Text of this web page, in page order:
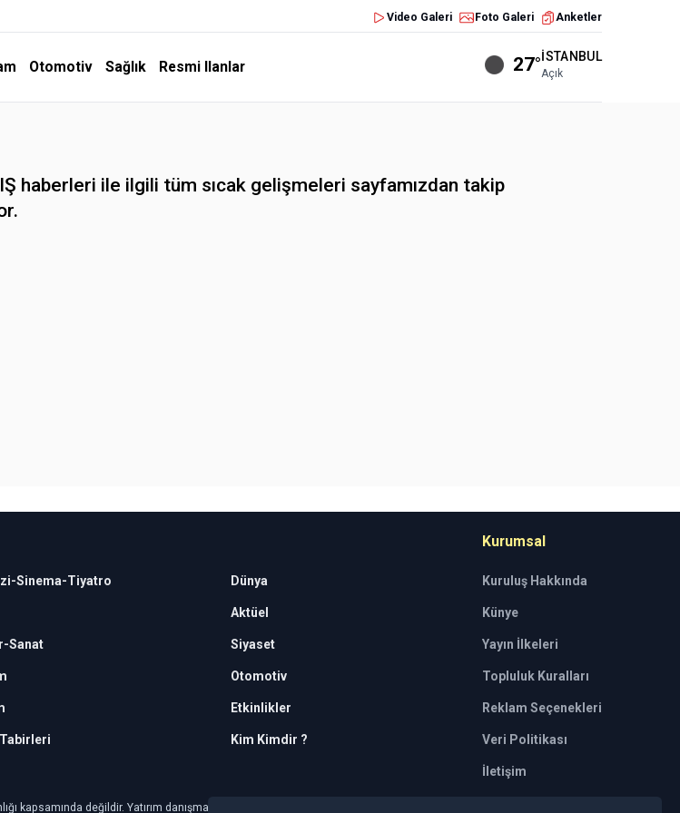
Video Galeri Foto Galeri Anketler
Otomotiv Sağlık Resmi Ilanlar 27°İSTANBUL
Açık
haberleri ile ilgili tüm sıcak gelişmeleri sayfamızdan takip
Sinema-Tiyatro Dünya
Aktüel
Sanat Siyaset
Otomotiv
Etkinlikler
Tabirleri Kim Kimdir ?
Kurumsal
Kuruluş Hakkında
Künye
Yayın İlkeleri
Topluluk Kuralları
Reklam Seçenekleri
Veri Politikası
İletişim
kapsamında değildir. Yatırım danışmanlığı hizmeti, yetkili kuruluşlar tarafından kişilerin risk